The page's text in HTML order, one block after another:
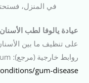
في المنزل،
عيادة يالوفا لطب الأسنان
على تنظيف ما بين
روابط خارجية (مرجع): NHS – Gum مرض نظرة عامة (
gum-disease/